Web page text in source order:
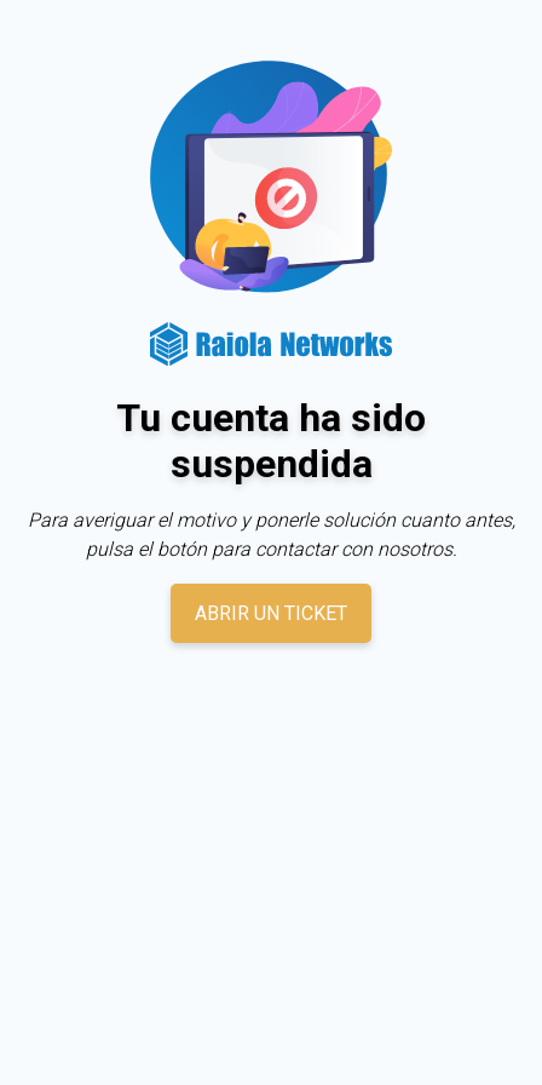
Tu cuenta ha sido
suspendida
Para averiguar el motivo y ponerle solución cuanto antes,
pulsa el botón para contactar con nosotros.
ABRIR UN TICKET